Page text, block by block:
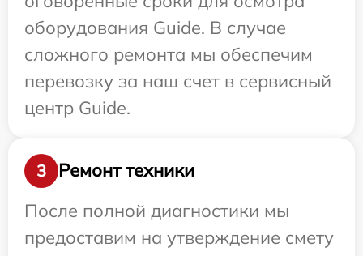
оборудования Guide. В случае
сложного ремонта мы обеспечим
перевозку за наш счет в сервисный
центр Guide.
3
Ремонт техники
После полной диагностики мы
предоставим на утверждение смету